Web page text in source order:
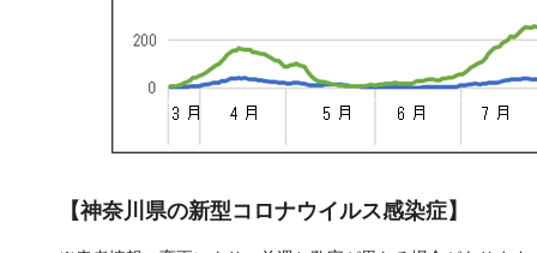
【神奈川県の新型コロナウイルス感染症】